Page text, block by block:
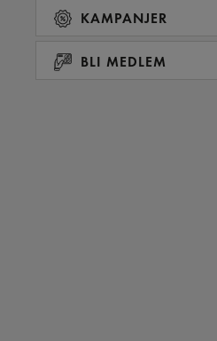
KAMPANJER
BLI MEDLEM